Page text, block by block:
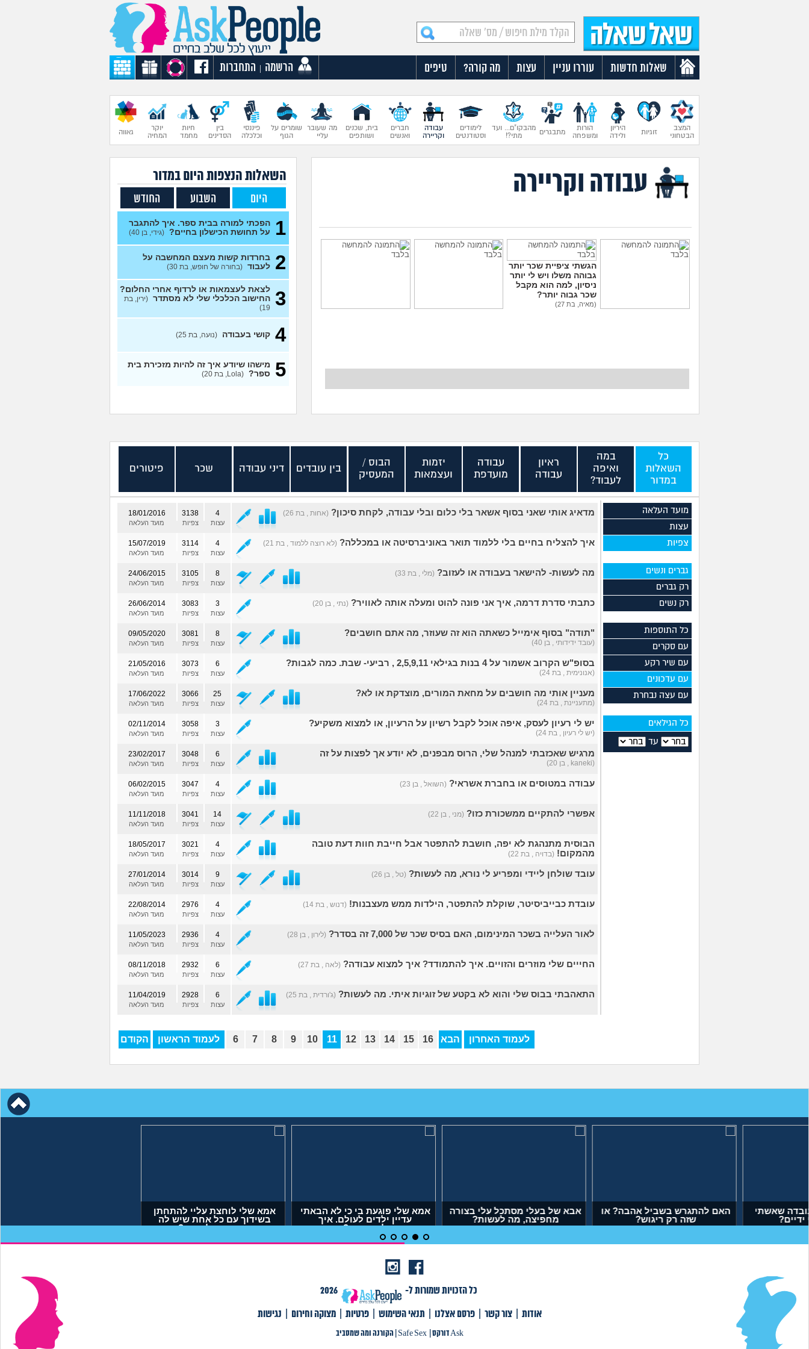
שאלות חדשות עוררו עניין עצות מה קורה? טיפים הרשמה התחברות
המצב
הבטחוני
זוגיות
היריון
ולידה
הורות
ומשפחה
מתבגרים
מהבקו"ם... ועד
מתי?!
לימודים
וסטודנטים
עבודה
וקריירה
חברים
ואנשים
בית, שכנים
ושותפים
מה שעובר
עליי
שומרים על
הגוף
פיננסי
וכלכלה
בין
הסדינים
חיות
מחמד
יוקר
המחיה
גאווה
עבודה וקריירה
הגשתי ציפיית שכר יותר
גבוהה משלו ויש לי יותר
ניסיון, למה הוא מקבל
שכר גבוה יותר?
(מאיה, בת 27)
השאלות הנצפות היוםבמדור
היום השבוע החודש
1
הפכתי למורה בבית ספר. איך להתגבר
על תחושת הכישלון בחיים?(גידי, בן 40)
2
בחרדות קשות מעצם המחשבה על
לעבוד(בחורה של חופש, בת 30)
3 לצאת לעצמאות או לרדוף אחרי החלום?
החישוב הכלכלי שלי לא מסתדר(ירין, בת
19)
4 קושי בעבודה(נועה, בת 25)
5
מישהו שיודע איך זה להיות מזכירת בית
ספר?(Lola, בת 20)
כל
השאלות
במדור
במה
ואיפה
לעבוד?
ראיון
עבודה
עבודה
מועדפת
יזמות
ועצמאות
הבוס /
המעסיק
בין עובדים דיני עבודה שכר פיטורים
מועד העלאה
עצות
צפיות
גברים ונשים
רק גברים
רק נשים
כל התוספות
עם סקרים
עם שיר רקע
עם עדכונים
עם עצה נבחרת
כל הגילאים
עד
מדאיג אותי שאני בסוף אשאר בלי כלום ובלי עבודה, לקחת סיכון? (אחות , בת 26) 18/01/2016
מועד העלאה
3138
צפיות
4
עצות
איך להצליח בחיים בלי ללמוד תואר באוניברסיטה או במכללה? (לא רוצה ללמוד , בת 21) 15/07/2019
מועד העלאה
3114
צפיות
4
עצות
מה לעשות- להישאר בעבודה או לעזוב? (מלי , בת 33) 24/06/2015
מועד העלאה
3105
צפיות
8
עצות
כתבתי סדרת דרמה, איך אני פונה להוט ומעלה אותה לאוויר? (נתי , בן 20) 26/06/2014
מועד העלאה
3083
צפיות
3
עצות
"תודה" בסוף אימייל כשאתה הוא זה שעוזר, מה אתם חושבים?
(עובד ידידותי , בן 40)
09/05/2020
מועד העלאה
3081
צפיות
8
עצות
בסופ"ש הקרוב אשמור על 4 בנות בגילאי 2,5,9,11 , רביעי- שבת. כמה לגבות?
(אנונימית , בת 24)
21/05/2016
מועד העלאה
3073
צפיות
6
עצות
מעניין אותי מה חושבים על מחאת המורים, מוצדקת או לא?
(מתעניינת , בת 24)
17/06/2022
מועד העלאה
3066
צפיות
25
עצות
יש לי רעיון לעסק, איפה אוכל לקבל רשיון על הרעיון, או למצוא משקיע?
(יש לי רעיון , בת 24)
02/11/2014
מועד העלאה
3058
צפיות
3
עצות
מרגיש שאכזבתי למנהל שלי, הרוס מבפנים, לא יודע אך לפצות על זה
(kaneki , בן 20)
23/02/2017
מועד העלאה
3048
צפיות
6
עצות
עבודה במטוסים או בחברת אשראי? (השואל , בן 23) 06/02/2015
מועד העלאה
3047
צפיות
4
עצות
אפשרי להתקיים ממשכורת כזו? (מני , בן 22) 11/11/2018
מועד העלאה
3041
צפיות
14
עצות
הבוסית מתנהגת לא יפה, חושבת להתפטר אבל חייבת חוות דעת טובה
מהמקום! (בדויה , בת 22)
18/05/2017
מועד העלאה
3021
צפיות
4
עצות
עובד שולחן ליידי ומפריע לי נורא, מה לעשות? (טל , בן 26) 27/01/2014
מועד העלאה
3014
צפיות
9
עצות
עובדת כבייביסיטר, שוקלת להתפטר, הילדות ממש מעצבנות! (דנוש , בת 14) 22/08/2014
מועד העלאה
2976
צפיות
4
עצות
לאור העלייה בשכר המינימום, האם בסיס שכר של 7,000 זה בסדר? (לירון , בן 28) 11/05/2023
מועד העלאה
2936
צפיות
4
עצות
החייים שלי מוזרים והזויים. איך להתמודד? איך למצוא עבודה? (לאה , בת 27) 08/11/2018
מועד העלאה
2932
צפיות
6
עצות
התאהבתי בבוס שלי והוא לא בקטע של זוגיות איתי. מה לעשות? (ג'ורדית , בת 25) 11/04/2019
מועד העלאה
2928
צפיות
6
עצות
הקודם לעמוד הראשון 6 7 8 9 10 11 12 13 14 15 16 הבא לעמוד האחרון
אמא שלי פוגעת בי כי לא הבאתי
עדיין ילדים לעולם. איך
להתמודד?
אבא של בעלי מסתכל עלי בצורה
מחפיצה, מה לעשות?
(ליה, בת 27)
האם להתגרש בשביל אהבה? או
שזה רק ריגוש?
מה לעשות עם העובדה שאשתי
הרימה עליי ידיים?
אמא שלי לוחצת עליי להתחתן
בשידוך עם כל אחת שיש לה
דופק, מה לעשות?
כל הזכויות שמורות ל-
2026
אודות|צור קשר|פרסם אצלנו|תנאי שימוש|פרטיות|תגיות|מצוקה וחירום|Ask דורקס אודות צור קשר פרסם אצלנו תנאי השימוש פרטיות מצוקה וחירום נגישות
Ask דורקס Safe Sex הקורנה ומה שמסביב